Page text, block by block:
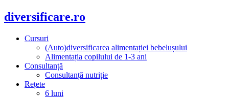
diversificare.ro
Cursuri
(Auto)diversificarea alimentației bebelușului
Alimentația copilului de 1-3 ani
Consultanță
Consultanță nutriție
Rețete
6 luni